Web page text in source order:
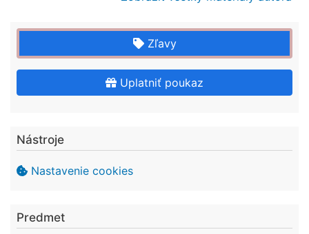
Zľavy
Uplatniť poukaz
Nástroje
Nastavenie cookies
Predmet